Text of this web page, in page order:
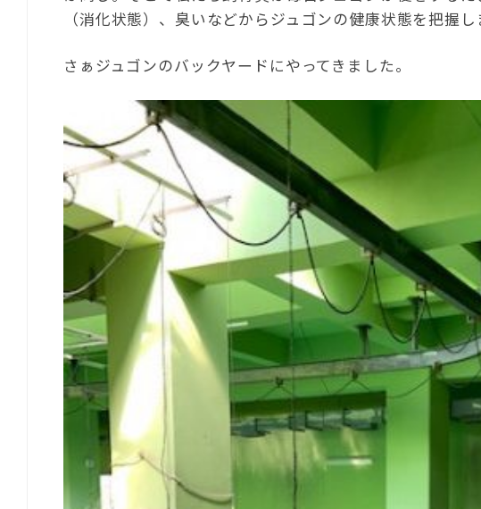
（消化状態）、臭いなどからジュゴンの健康状態を把握し
さぁジュゴンのバックヤードにやってきました。